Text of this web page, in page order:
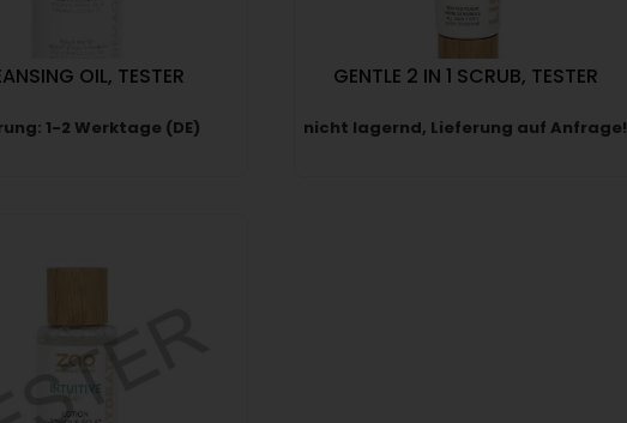
OIL, TESTER
1-2 Werktage (DE)
GENTLE 2 IN 1 SCRUB, TESTER
nicht lagernd, Lieferung auf Anfrage!